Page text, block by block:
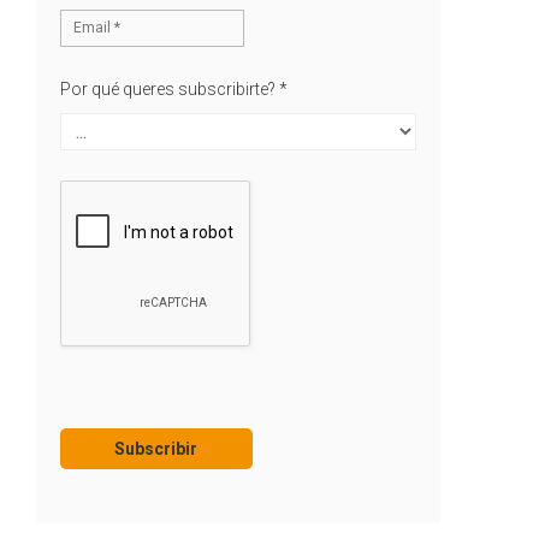
Por qué queres subscribirte? *